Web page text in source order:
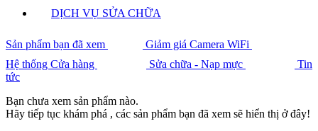
DỊCH VỤ SỬA CHỮA
Sản phẩm bạn đã xem
Giảm giá Camera WiFi
Hệ thống Cửa hàng
Sửa chữa - Nạp mực
Tin
tức
Bạn chưa xem sản phẩm nào.
Hãy tiếp tục khám phá , các sản phẩm bạn đã xem sẽ hiển thị ở đây!